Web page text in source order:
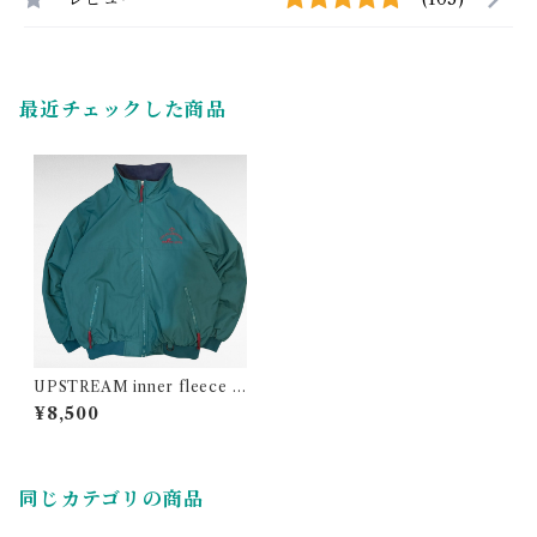
最近チェックした商品
UPSTREAM inner fleece n
ylon embroidery zip up jac
ket
¥8,500
同じカテゴリの商品